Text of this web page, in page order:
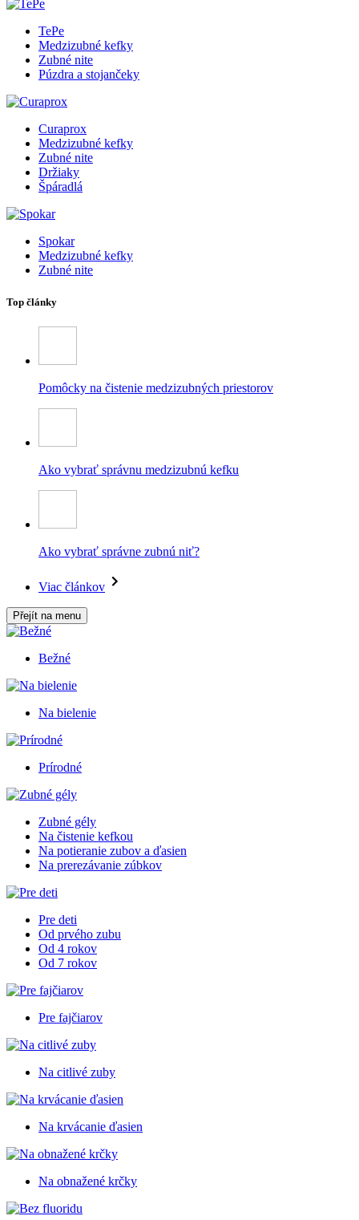
TePe
Medzizubné kefky
Zubné nite
Púzdra a stojančeky
Curaprox
Medzizubné kefky
Zubné nite
Držiaky
Špáradlá
Spokar
Medzizubné kefky
Zubné nite
Top články
Pomôcky na čistenie medzizubných priestorov
Ako vybrať správnu medzizubnú kefku
Ako vybrať správne zubnú niť?
Viac článkov
Přejít na menu
Bežné
Na bielenie
Prírodné
Zubné gély
Na čistenie kefkou
Na potieranie zubov a ďasien
Na prerezávanie zúbkov
Pre deti
Od prvého zubu
Od 4 rokov
Od 7 rokov
Pre fajčiarov
Na citlivé zuby
Na krvácanie ďasien
Na obnažené krčky